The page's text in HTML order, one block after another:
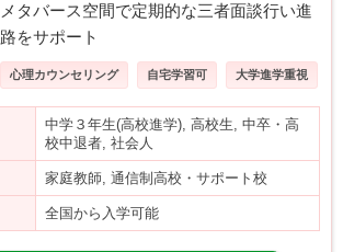
メタバース空間で定期的な三者面談行い進
路をサポート
心理カウンセリング 自宅学習可 大学進学重視
中学３年生(高校進学), 高校生, 中卒・高
校中退者, 社会人
家庭教師, 通信制高校・サポート校
全国から入学可能